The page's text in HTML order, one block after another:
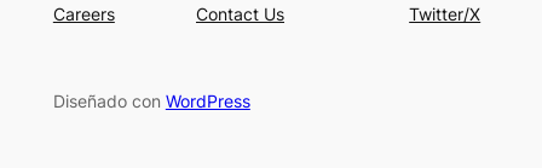
Careers
Contact Us
Twitter/X
Diseñado con WordPress